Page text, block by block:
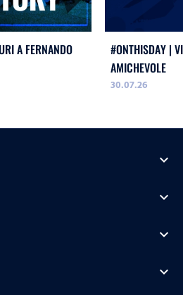
A FERNANDO
#ONTHISDAY |
AMICHEVOLE
30.07.26
expand_more
expand_more
expand_more
expand_more